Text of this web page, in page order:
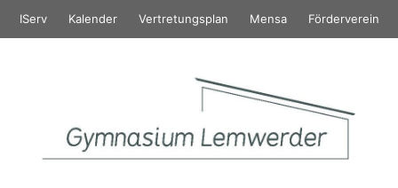
Inhalt
springen
IServ Kalender Vertretungsplan Mensa Förderverein